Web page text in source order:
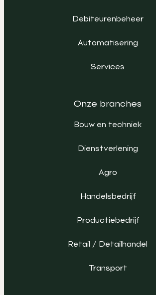
Debiteurenbeheer
Automatisering
Services
Onze branches
Bouw en techniek
Dienstverlening
Agro
Handelsbedrijf
Productiebedrijf
Retail / Detailhandel
Transport